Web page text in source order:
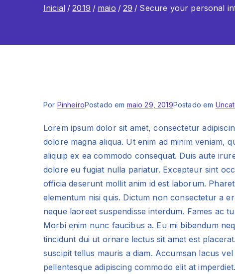
Inicial 2019 maio 29 Secure your personal
Por PinheiroPostado em maio 29, 2019Postado em
Lorem ipsum dolor sit amet, consectetur
dolore magna aliqua. Ut enim ad minim veniam,
aliquip ex ea commodo consequat. Duis aute
dolore eu fugiat nulla pariatur. Excepteur sint
officia deserunt mollit anim id est laborum.
elementum nisi quis. Dictum non consectetur a
neque laoreet suspendisse interdum. Fames ac
Morbi enim nunc faucibus a. Eu mi bibendum
tincidunt dui ut ornare lectus sit amet est
suscipit tellus mauris a diam. Accumsan lacus
pellentesque adipiscing commodo elit at